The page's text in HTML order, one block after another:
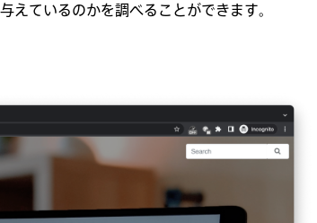
えているのかを調べることができます。